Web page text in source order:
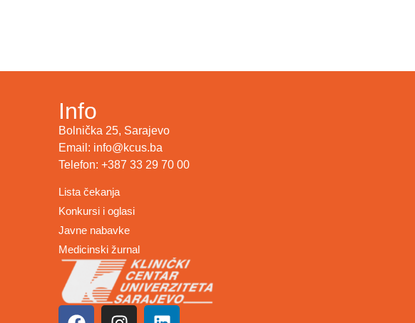
Info
Bolnička 25, Sarajevo
Email: info@kcus.ba
Telefon: +387 33 29 70 00
Lista čekanja
Konkursi i oglasi
Javne nabavke
Medicinski žurnal